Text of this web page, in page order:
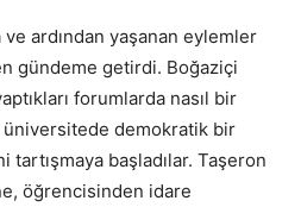
ve ardından yaşanan eylemler
gündeme getirdi. Boğaziçi
forumlarda nasıl bir
demokratik bir
tartışmaya başladılar. Taşeron
öğrencisinden idare